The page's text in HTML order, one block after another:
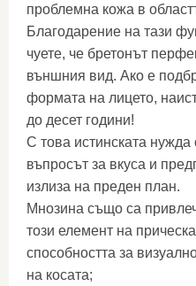
проблемна кожа в
Благодарение на тази
чуете, че бретонът
външния вид. Ако е
формата на лицето,
до десет години!
С това истинската нужда
въпросът за вкуса и
излиза на преден план.
Мнозина също са
този елемент на
способността за
на косата;